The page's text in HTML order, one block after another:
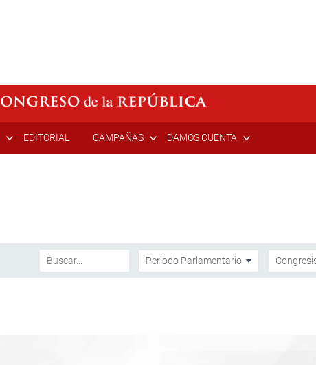
EDITORIAL CAMPAÑAS DAMOS CUENTA